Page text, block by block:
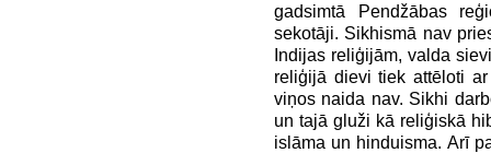
gadsimtā Pendžābas
sekotāji. Sikhismā nav
Indijas reliģijām, valda
reliģijā dievi tiek attēloti
viņos naida nav. Sikhi
un tajā gluži kā reliģiskā
islāma un hinduisma. Arī